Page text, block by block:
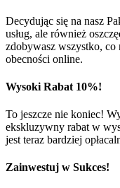
Decydując się na nasz
usług, ale również
zdobywasz wszystko, co
obecności online.
Wysoki Rabat 10%!
To jeszcze nie koniec!
ekskluzywny rabat w
jest teraz bardziej
Zainwestuj w Sukces!